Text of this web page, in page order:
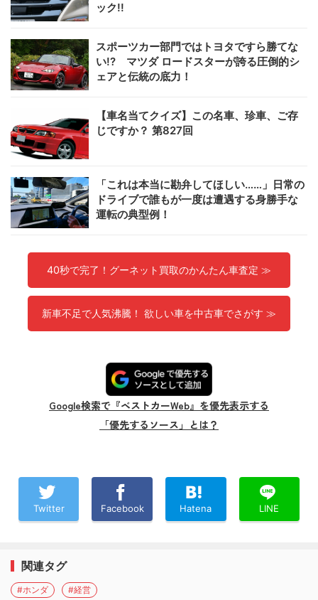
ック!!
スポーツカー部門ではトヨタですら勝てな
い!? マツダ ロードスターが誇る圧倒的シ
ェアと伝統の底力！
【車名当てクイズ】この名車、珍車、ご存
じですか？ 第827回
「これは本当に勘弁してほしい……」日常の
ドライブで誰もが一度は遭遇する身勝手な
運転の典型例！
40秒で完了！グーネット買取のかんたん車査定 ≫
新車不足で人気沸騰！ 欲しい車を中古車でさがす ≫
Google検索で『ベストカーWeb』を優先表示する
「優先するソース」とは？
Twitter Facebook Hatena LINE
関連タグ
#ホンダ #経営